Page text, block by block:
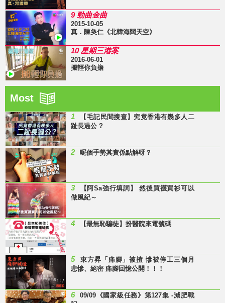
9 勁曲金曲
2015-10-05
真．陳奐仁《北韓海闊天空》
10 星期三港案
2016-06-01
搬輕你負擔
Most
1
【毛記民間搜查】究竟香港有幾多人二
趾長過公 ?
2 呢個手勢其實係點解呀？
3
【阿Sa強行填詞】 然後買襪買衫可以
做風紀～
4 【最無恥騙徒】扮醫院來電號碼
5
東方昇「痛腳」被揸 慘被停工三個月
悲慘、絕密 痛腳回憶公開！！！
6
09/09《國家級任務》第127集 -減肥戰